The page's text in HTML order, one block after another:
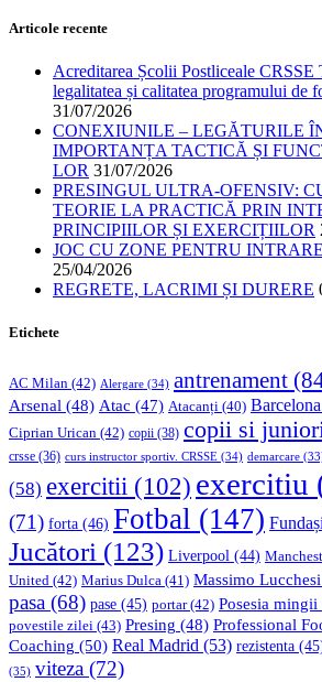
Articole recente
Acreditarea Școlii Postliceale CRSSE
legalitatea și calitatea programului de
31/07/2026
CONEXIUNILE – LEGĂTURILE
IMPORTANȚA TACTICĂ ȘI
LOR 31/07/2026
PRESINGUL ULTRA-OFENSIV:
TEORIE LA PRACTICĂ PRIN
PRINCIPIILOR ȘI EXERCIȚIILOR
JOC CU ZONE PENTRU
25/04/2026
REGRETE, LACRIMI ȘI DURERE
Etichete
AC Milan (42) Alergare (34) antrenament
Arsenal (48) Atac (47) Atacanți (40) Barcelona
Ciprian Urican (42) copii (38) copii si
crsse (36) curs instructor sportiv. CRSSE (34) demarcare
(58) exercitii (102) exercitiu
(71) forta (46) Fotbal (147) Fundași
Jucători (123) Liverpool (44)
United (42) Marius Dulca (41) Massimo Lucchesi
pasa (68) pase (45) portar(42) Posesia mingii
povestile zilei (43) Presing (48) Professional
Coaching (50) Real Madrid (53) rezistenta
(35) viteza (72)